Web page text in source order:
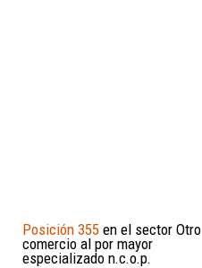
Posición 355 en el sector Otro
comercio al por mayor
especializado n.c.o.p.